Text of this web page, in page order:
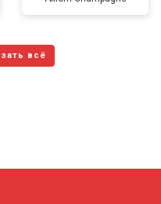
от 150 мин